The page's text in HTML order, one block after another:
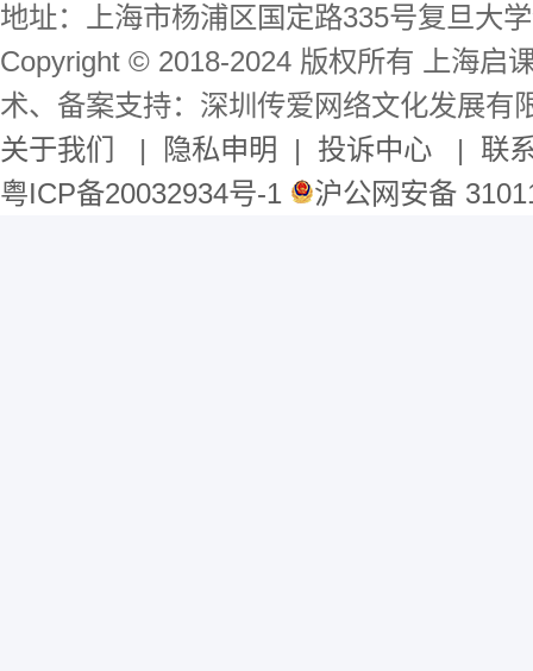
地址：上海市杨浦区国定路335号复旦大
Copyright © 2018-2024 版权所有 上海启
术、备案支持：深圳传爱网络文化发展有
关于我们
| 隐私申明 | 投诉中心 | 联
粤ICP备20032934号-1
沪公网安备